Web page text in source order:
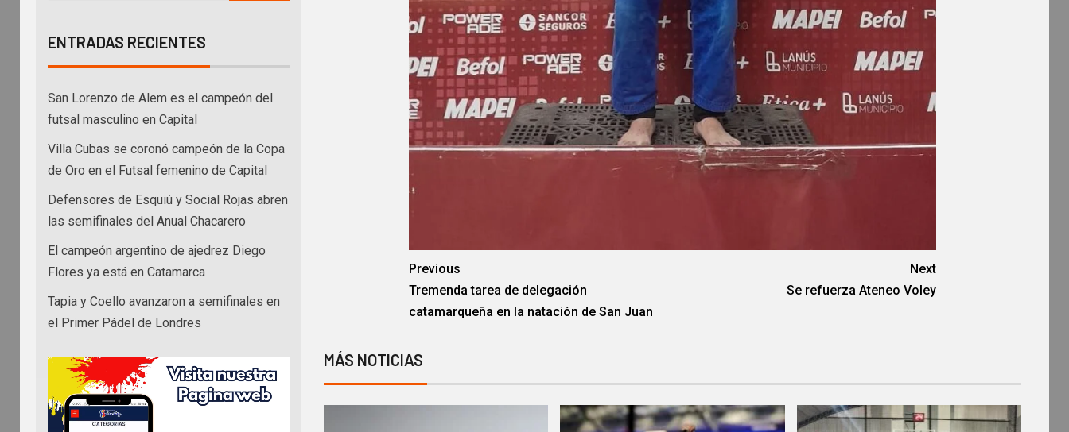
Previous
Tremenda tarea de delegación
catamarqueña en la natación de San Juan
Next
Se refuerza Ateneo Voley
MÁS NOTICIAS
ENTRADAS RECIENTES
San Lorenzo de Alem es el campeón del
futsal masculino en Capital
Villa Cubas se coronó campeón de la Copa
de Oro en el Futsal femenino de Capital
Defensores de Esquiú y Social Rojas abren
las semifinales del Anual Chacarero
El campeón argentino de ajedrez Diego
Flores ya está en Catamarca
Tapia y Coello avanzaron a semifinales en
el Primer Pádel de Londres